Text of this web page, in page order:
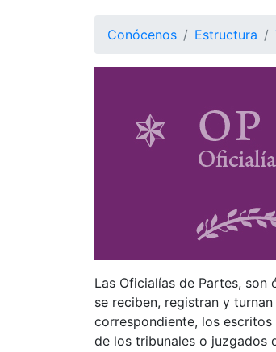
Conócenos Estructura
Las Oficialías de Partes,
se reciben, registran y
correspondiente, los
de los tribunales o juzgados